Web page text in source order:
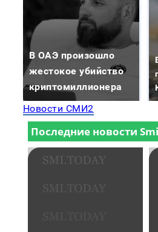
В ОАЭ произошло
жестокое убийство
криптомиллионера
Новости СМИ2